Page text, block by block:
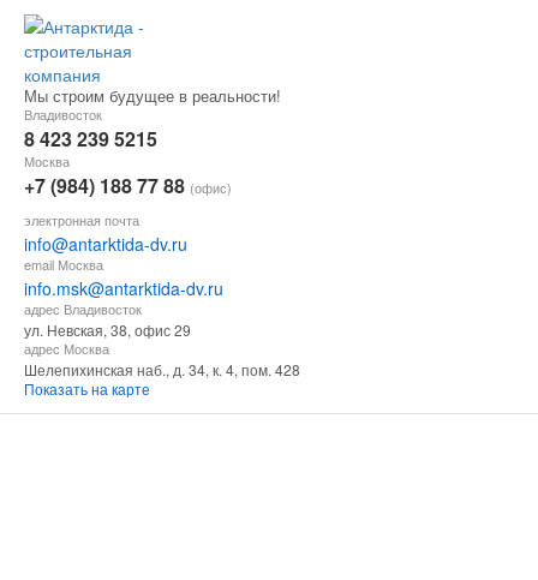
Мы строим будущее в реальности!
Владивосток
8 423 239 5215
Москва
+7 (984) 188 77 88 (офис)
электронная почта
info@antarktida-dv.ru
email Москва
info.msk@antarktida-dv.ru
адрес Владивосток
ул. Невская, 38, офис 29
адрес Москва
Шелепихинская наб., д. 34, к. 4, пом. 428
Показать на карте